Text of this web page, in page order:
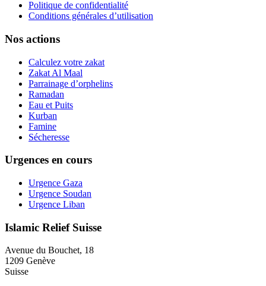
Politique de confidentialité
Conditions générales d’utilisation
Nos actions
Calculez votre zakat
Zakat Al Maal
Parrainage d’orphelins
Ramadan
Eau et Puits
Kurban
Famine
Sécheresse
Urgences en cours
Urgence Gaza
Urgence Soudan
Urgence Liban
Islamic Relief Suisse
Avenue du Bouchet, 18
1209 Genève
Suisse